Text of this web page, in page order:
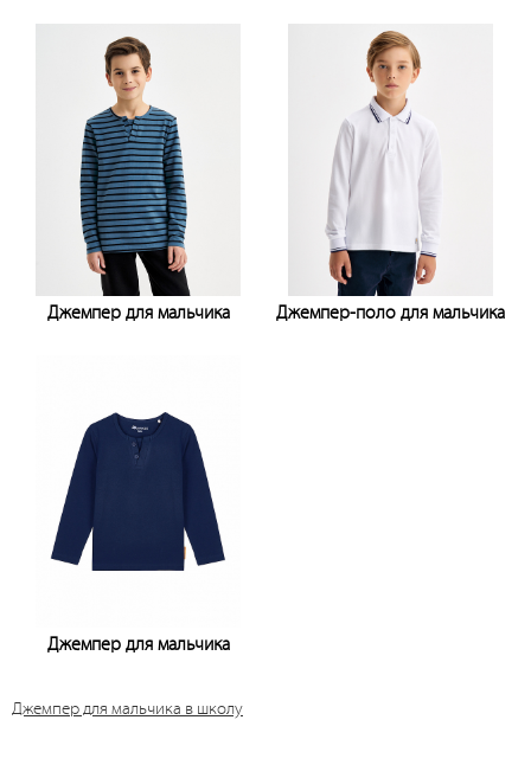
Джемпер для мальчика
Джемпер-поло для мальчика
Джемпер для мальчика
Джемпер для мальчика в школу